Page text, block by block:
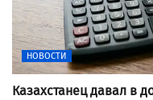
НОВОСТИ
Казахстанец давал в